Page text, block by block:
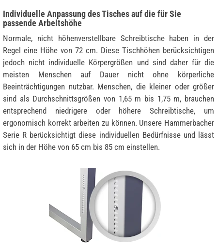
Individuelle Anpassung des Tisches auf die für Sie
passende Arbeitshöhe
Normale, nicht höhenverstellbare Schreibtische haben in der
Regel eine Höhe von 72 cm. Diese Tischhöhen berücksichtigen
jedoch nicht individuelle Körpergrößen und sind daher für die
meisten Menschen auf Dauer nicht ohne körperliche
Beeinträchtigungen nutzbar. Menschen, die kleiner oder größer
sind als Durchschnittsgrößen von 1,65 m bis 1,75 m, brauchen
entsprechend niedrigere oder höhere Schreibtische, um
ergonomisch korrekt arbeiten zu können. Unsere Hammerbacher
Serie R berücksichtigt diese individuellen Bedürfnisse und lässt
sich in der Höhe von 65 cm bis 85 cm einstellen.